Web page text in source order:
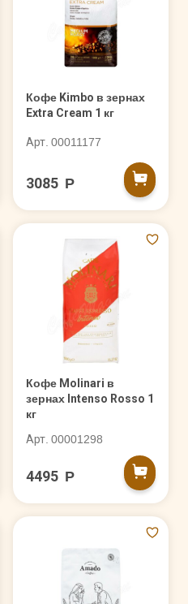
Кофе Kimbo в зернах
Extra Cream 1 кг
Арт. 00011177
3085 Р
Кофе Molinari в
зернах Intenso Rosso 1
кг
Арт. 00001298
4495 Р